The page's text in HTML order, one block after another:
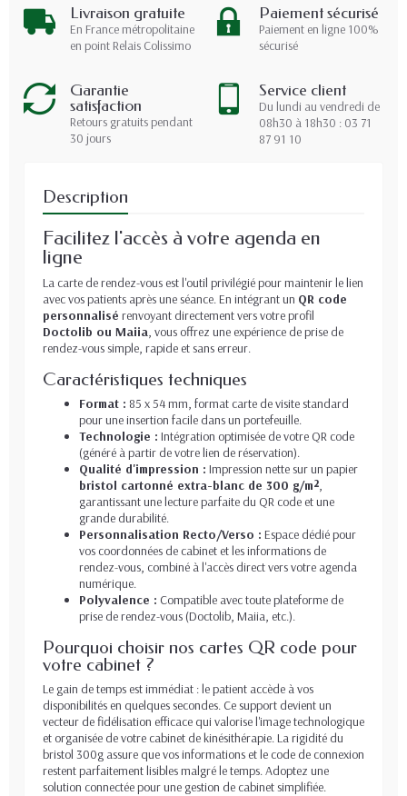
Livraison gratuite
En France métropolitaine
en point Relais Colissimo
Paiement sécurisé
Paiement en ligne 100%
sécurisé
Garantie
satisfaction
Retours gratuits pendant
30 jours
Service client
Du lundi au vendredi de
08h30 à 18h30 : 03 71
87 91 10
Description
Facilitez l'accès à votre agenda en
ligne
La carte de rendez-vous est l'outil privilégié pour maintenir le lien
avec vos patients après une séance. En intégrant un QR code
personnalisé renvoyant directement vers votre profil
Doctolib ou Maiia, vous offrez une expérience de prise de
rendez-vous simple, rapide et sans erreur.
Caractéristiques techniques
Format : 85 x 54 mm, format carte de visite standard
pour une insertion facile dans un portefeuille.
Technologie : Intégration optimisée de votre QR code
(généré à partir de votre lien de réservation).
Qualité d'impression : Impression nette sur un papier
bristol cartonné extra-blanc de 300 g/m²,
garantissant une lecture parfaite du QR code et une
grande durabilité.
Personnalisation Recto/Verso : Espace dédié pour
vos coordonnées de cabinet et les informations de
rendez-vous, combiné à l'accès direct vers votre agenda
numérique.
Polyvalence : Compatible avec toute plateforme de
prise de rendez-vous (Doctolib, Maiia, etc.).
Pourquoi choisir nos cartes QR code pour
votre cabinet ?
Le gain de temps est immédiat : le patient accède à vos
disponibilités en quelques secondes. Ce support devient un
vecteur de fidélisation efficace qui valorise l'image technologique
et organisée de votre cabinet de kinésithérapie. La rigidité du
bristol 300g assure que vos informations et le code de connexion
restent parfaitement lisibles malgré le temps. Adoptez une
solution connectée pour une gestion de cabinet simplifiée.